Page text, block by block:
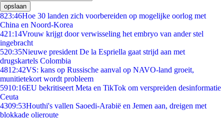
opslaan
823:46Hoe 30 landen zich voorbereiden op mogelijke oorlog met
China en Noord-Korea
421:14Vrouw krijgt door verwisseling het embryo van ander stel
ingebracht
520:35Nieuwe president De la Espriella gaat strijd aan met
drugskartels Colombia
4812:42VS: kans op Russische aanval op NAVO-land groeit,
munitietekort wordt probleem
5910:16EU bekritiseert Meta en TikTok om verspreiden desinformatie
Ceuta
4309:53Houthi's vallen Saoedi-Arabië en Jemen aan, dreigen met
blokkade olieroute